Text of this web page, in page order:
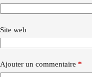
Site web
Ajouter un commentaire *